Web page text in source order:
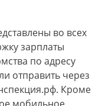
во всех
зарплаты
по адресу
отправить через
Кроме